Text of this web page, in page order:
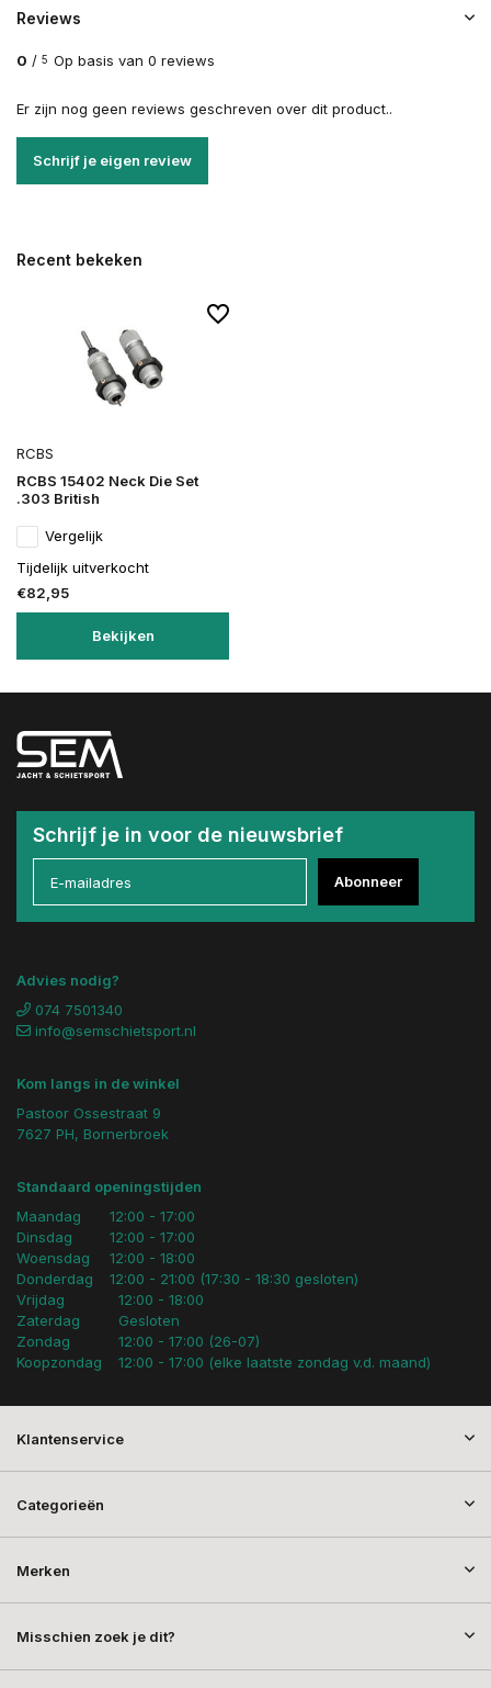
Reviews
0 / 5 Op basis van 0 reviews
Er zijn nog geen reviews geschreven over dit product..
Schrijf je eigen review
Recent bekeken
RCBS
RCBS 15402 Neck Die Set
.303 British
Vergelijk
Tijdelijk uitverkocht
€82,95
Bekijken
Schrijf je in voor de nieuwsbrief
Abonneer
Advies nodig?
074 7501340
info@semschietsport.nl
Kom langs in de winkel
Pastoor Ossestraat 9
7627 PH, Bornerbroek
Standaard openingstijden
Maandag
Dinsdag
Woensdag
Donderdag
12:00 - 17:00
12:00 - 17:00
12:00 - 18:00
12:00 - 21:00 (17:30 - 18:30 gesloten)
Vrijdag
Zaterdag
Zondag
Koopzondag
12:00 - 18:00
Gesloten
12:00 - 17:00 (26-07)
12:00 - 17:00 (elke laatste zondag v.d. maand)
Klantenservice
Categorieën
Merken
Misschien zoek je dit?